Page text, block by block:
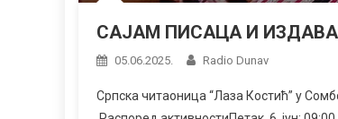
САЈАМ ПИСАЦА И
05.06.2025. Radio Dunav
Српска читаоница “Лаза Костић” у